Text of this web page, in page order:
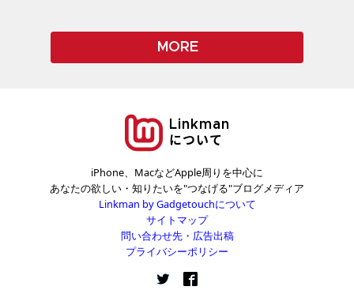
MORE
Linkman
について
iPhone、MacなどApple周りを中心に
あなたの欲しい・知りたいを"つなげる"ブログメディア
Linkman by Gadgetouchについて
サイトマップ
問い合わせ先・広告出稿
プライバシーポリシー